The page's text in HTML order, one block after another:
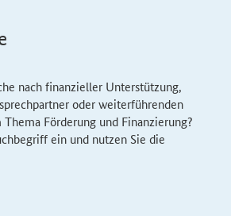
nach finanzieller Unterstützung,
oder weiterführenden
Förderung und Finanzierung?
ein und nutzen Sie die